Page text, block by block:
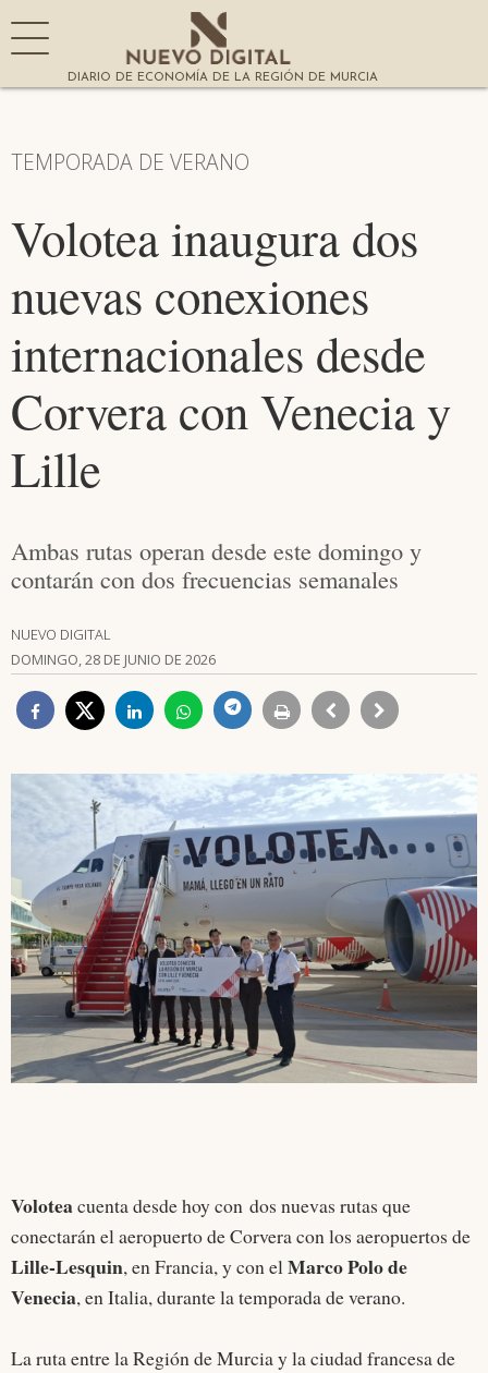
DIARIO DE ECONOMÍA DE LA REGIÓN DE MURCIA
TEMPORADA DE VERANO
Volotea inaugura dos
nuevas conexiones
internacionales desde
Corvera con Venecia y
Lille
Ambas rutas operan desde este domingo y
contarán con dos frecuencias semanales
NUEVO DIGITAL
DOMINGO, 28 DE JUNIO DE 2026
Voloteacuenta desde hoy con dos nuevas rutas que
conectarán el aeropuerto de Corvera con los aeropuertos de
Lille-Lesquin, en Francia, y con elMarco Polo de
Venecia, en Italia, durante la temporada de verano.
La ruta entre la Región de Murcia y la ciudad francesa de